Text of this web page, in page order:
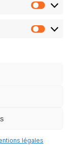
légales